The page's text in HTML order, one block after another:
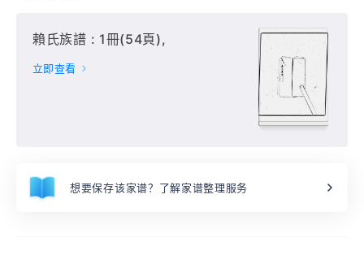
賴氏族譜 : 1冊(54頁),
立即查看
想要保存该家谱？了解家谱整理服务